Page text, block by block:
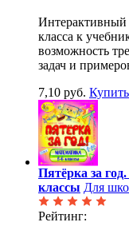
Интерактивный
класса к
возможность
задач и
7,10 руб. Купить
Пятёрка за
классы Для
Рейтинг: